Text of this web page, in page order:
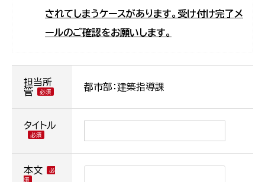
されてしまうケースがあります。受け付け完了メ
ールのご確認をお願いします。
担当所
管
都市部：建築指導課
タイトル
本文